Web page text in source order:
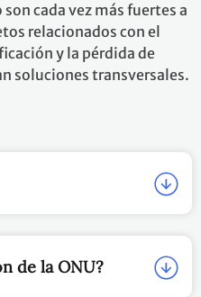
cada vez más fuertes a
relacionados con el
y la pérdida de
soluciones transversales.
de la ONU?